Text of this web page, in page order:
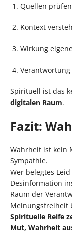
Quellen prüfen
Kontext
Wirkung
Spirituell ist das
digitalen Raum.
Fazit:
Wahrheit ist kein
Sympathie.
Wer belegtes
Desinformation
Raum der
Meinungsfreiheit
Spirituelle Reife
Mut, Wahrheit